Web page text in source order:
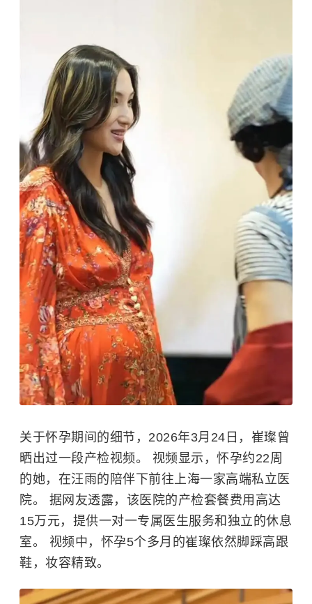
关于怀孕期间的细节，2026年3月24日，崔璨曾
晒出过一段产检视频。 视频显示，怀孕约22周
的她，在汪雨的陪伴下前往上海一家高端私立医
院。 据网友透露，该医院的产检套餐费用高达
15万元，提供一对一专属医生服务和独立的休息
室。 视频中，怀孕5个多月的崔璨依然脚踩高跟
鞋，妆容精致。